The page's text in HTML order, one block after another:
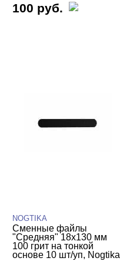
100 руб.
NOGTIKA
Сменные файлы
"Средняя" 18х130 мм
100 грит на тонкой
основе 10 шт/уп, Nogtika